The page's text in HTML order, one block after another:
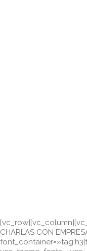
CHARLAS CON